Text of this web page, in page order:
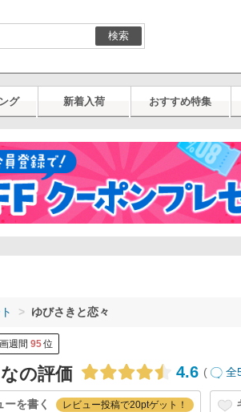
検索
グ 新着入荷 おすすめ特集
ゆびさきと恋々
週間 95位
の評価 4.6 ( 全
ーを書く レビュー投稿で20ptゲット！